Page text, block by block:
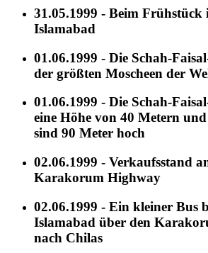
31.05.1999 - Beim Frühstück
Islamabad
01.06.1999 - Die Schah-
der größten Moscheen der
01.06.1999 - Die Schah-
eine Höhe von 40 Metern
sind 90 Meter hoch
02.06.1999 - Verkaufsstand
Karakorum Highway
02.06.1999 - Ein kleiner Bus
Islamabad über den
nach Chilas